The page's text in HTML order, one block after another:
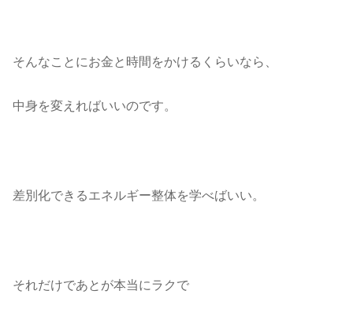
そんなことにお金と時間をかけるくらいなら、
中身を変えればいいのです。
差別化できるエネルギー整体を学べばいい。
それだけであとが本当にラクで